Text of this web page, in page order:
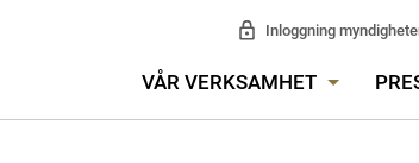
Inloggning
VÅR VERKSAMHET